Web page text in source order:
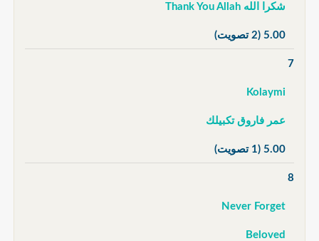
شكرا الله Thank You Allah
5.00 (2 تصويت)
7
Kolaymi
عمر فاروق تكبيلك
5.00 (1 تصويت)
8
Never Forget
Beloved